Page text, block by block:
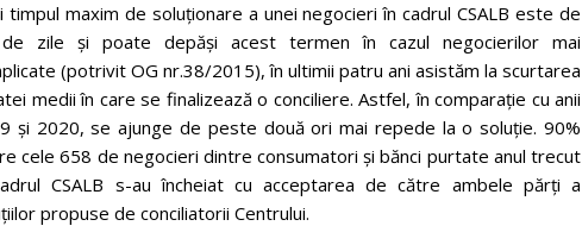
timpul maxim de soluționare a unei negocieri în cadrul CSALB este de
zile și poate depăși acest termen în cazul negocierilor mai
(potrivit OG nr.38/2015), în ultimii patru ani asistăm la scurtarea
medii în care se finalizează o conciliere. Astfel, în comparație cu anii
și 2020, se ajunge de peste două ori mai repede la o soluție. 90%
cele 658 de negocieri dintre consumatori și bănci purtate anul trecut
CSALB s-au încheiat cu acceptarea de către ambele părți a
propuse de conciliatorii Centrului.